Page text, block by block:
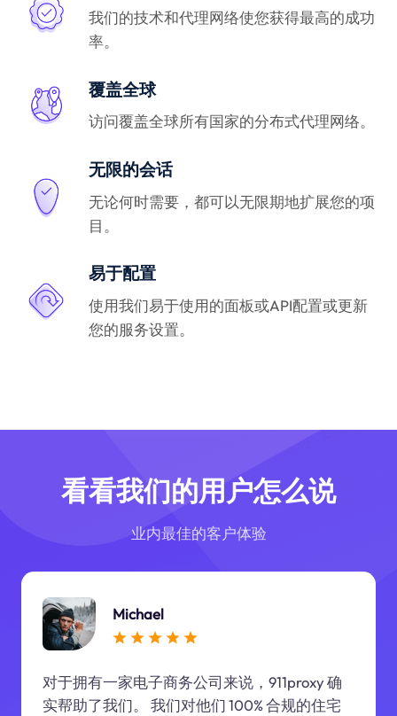
我们的技术和代理网络使您获得最高的成功
率。
覆盖全球
访问覆盖全球所有国家的分布式代理网络。
无限的会话
无论何时需要，都可以无限期地扩展您的项
目。
易于配置
使用我们易于使用的面板或API配置或更新
您的服务设置。
看看我们的用户怎么说
业内最佳的客户体验
Michael
对于拥有一家电子商务公司来说，911proxy 确
实帮助了我们。 我们对他们 100% 合规的住宅